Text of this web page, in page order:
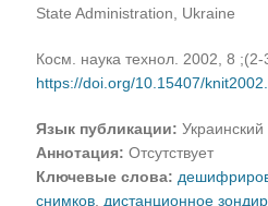
State Administration, Ukraine
Косм. наука технол. 2002, 8
https://doi.org/10.15407/
Язык публикации: Украинский
Аннотация:Отсутствует
Ключевые слова:
снимков дистанционное